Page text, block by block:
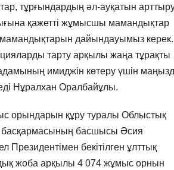
тұрғындардың әл-ауқатын
қажетті жұмысшы мамандықтар
мамандықтарын дайындауымыз керек.
тарту арқылы жаңа тұрақты
имиджін көтеру үшін
Нұралхан Оралбайұлы.
орындарын құру туралы Облыстық
басқармасының басшысы Әсия
бекітілген ұлттық
жоба арқылы 4 074 жұмыс орнын